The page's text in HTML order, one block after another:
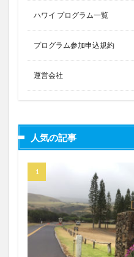
ハワイ プログラム一覧
プログラム参加申込規約
運営会社
人気の記事